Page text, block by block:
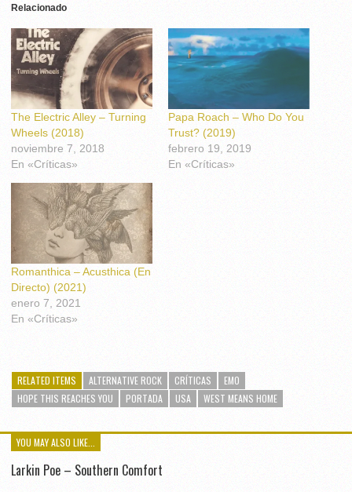
Relacionado
The Electric Alley – Turning
Wheels (2018)
noviembre 7, 2018
En «Críticas»
Papa Roach – Who Do You
Trust? (2019)
febrero 19, 2019
En «Críticas»
Romanthica – Acusthica (En
Directo) (2021)
enero 7, 2021
En «Críticas»
RELATED ITEMS ALTERNATIVE ROCK CRÍTICAS
EMO
HOPE THIS REACHES YOU
PORTADA USA WEST MEANS HOME
YOU MAY ALSO LIKE...
Larkin Poe – Southern Comfort